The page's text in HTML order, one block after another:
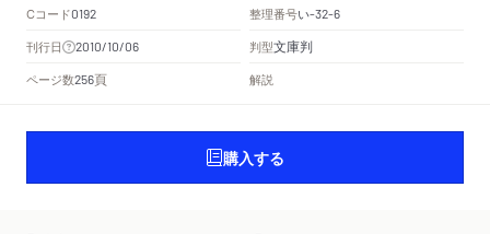
Cコード0192 整理番号い-32-6
刊行日 2010/10/06 判型文庫判
ページ数256頁 解説
購入する